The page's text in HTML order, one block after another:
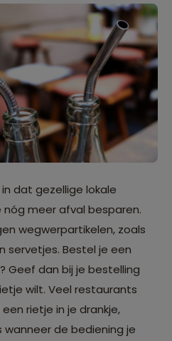
dat gezellige lokale
meer afval besparen.
wegwerpartikelen, zoals
servetjes. Bestel je een
Geef dan bij je bestelling
wilt. Veel restaurants
rietje in je drankje,
de bediening je